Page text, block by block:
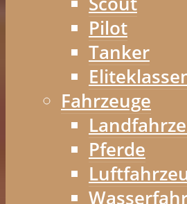
Pilot
Tanker
Fahrzeuge
Pferde